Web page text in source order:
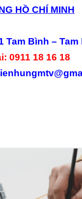
HỒ CHÍ MINH
Tam Bình –
0911 18 16 18